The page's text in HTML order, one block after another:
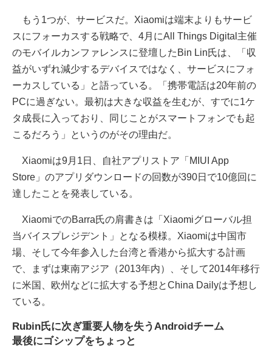
もう1つが、サービスだ。Xiaomiは端末よりもサービ
スにフォーカスする戦略で、4月にAll Things Digital主催
のモバイルカンファレンスに登壇したBin Lin氏は、「収
益がいずれ減少するデバイスではなく、サービスにフォ
ーカスしている」と語っている。「携帯電話は20年前の
PCに過ぎない。最初は大きな収益を生むが、すでに1ケ
タ成長に入っており、同じことがスマートフォンでも起
こるだろう」というのがその理由だ。
Xiaomiは9月1日、自社アプリストア「MIUI App
Store」のアプリダウンロードの回数が390日で10億回に
達したことを発表している。
XiaomiでのBarra氏の肩書きは「Xiaomiグローバル担
当バイスプレジデント」となる模様。Xiaomiは中国市
場、そして今年参入した台湾と香港から拡大する計画
で、まずは東南アジア（2013年内）、そして2014年移行
に米国、欧州などに拡大する予想とChina Dailyは予想し
ている。
Rubin氏に次ぎ重要人物を失うAndroidチーム
最後にゴシップをちょっと